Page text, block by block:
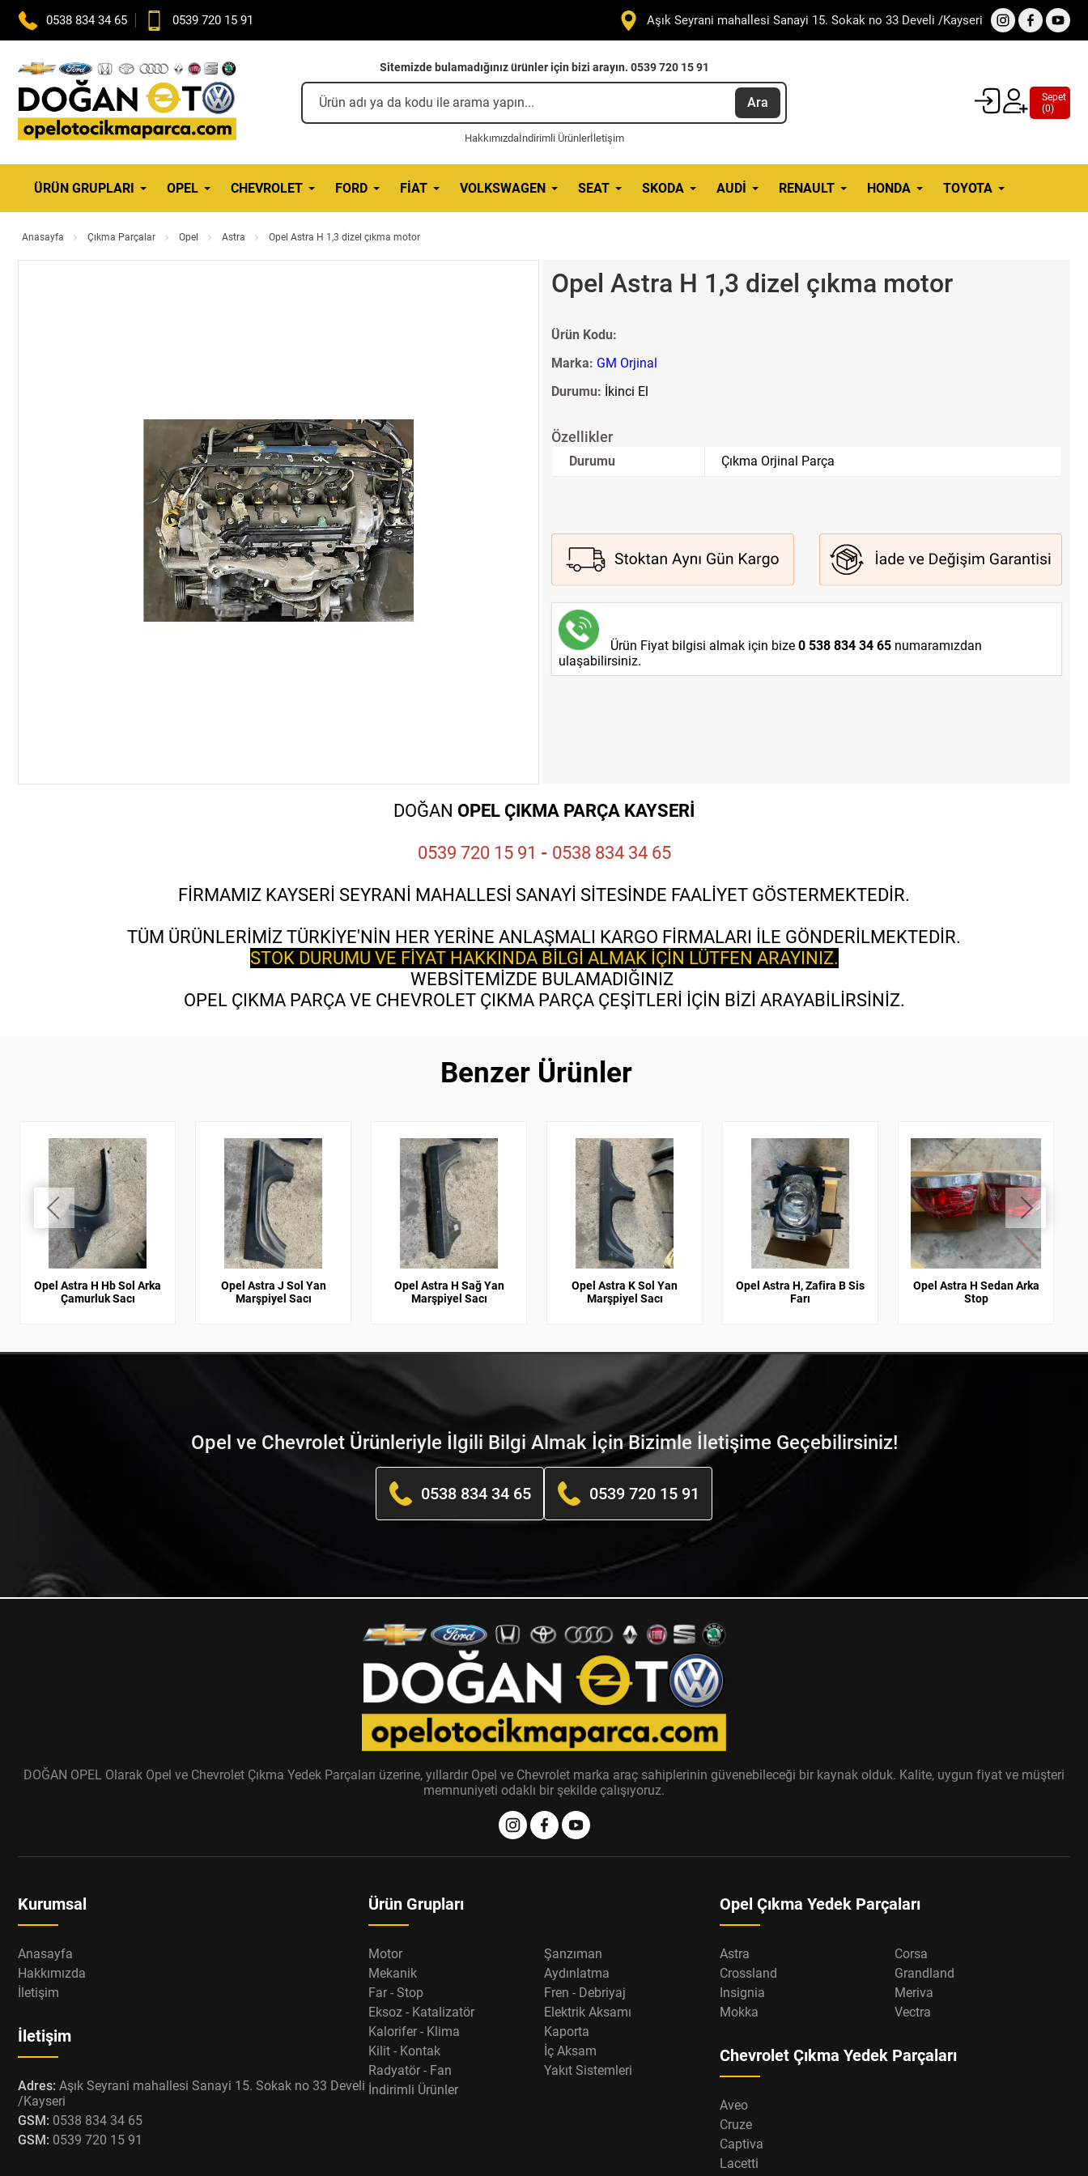
0538 834 34 65 0539 720 15 91 Aşık Seyrani mahallesi Sanayi 15. Sokak no 33 Develi /Kayseri
Sitemizde bulamadığınız ürünler için bizi arayın. 0539 720 15 91
Ara
Hakkımızdaİndirimli Ürünlerİletişim
Sepet
(0)
ÜRÜN GRUPLARI OPEL CHEVROLET FORD FIAT VOLKSWAGEN SEAT SKODA AUDI RENAULT HONDA TOYOTA
Anasayfa Çıkma Parçalar Opel Astra Opel Astra H 1,3 dizel çıkma motor
Opel Astra H 1,3 dizel çıkma motor
Ürün Kodu:
Marka: GM Orjinal
Durumu: İkinci El
Özellikler
Durumu Çıkma Orjinal Parça
Ürün Fiyat bilgisi almak için bize 0 538 834 34 65numaramızdan
ulaşabilirsiniz.
DOĞAN OPEL ÇIKMA PARÇA KAYSERİ
0539 720 15 91 - 0538 834 34 65
FİRMAMIZ KAYSERİ SEYRANİ MAHALLESİ SANAYİ SİTESİNDE FAALİYET GÖSTERMEKTEDİR.
TÜM ÜRÜNLERİMİZ TÜRKİYE'NİN HER YERİNE ANLAŞMALI KARGO FİRMALARI İLE GÖNDERİLMEKTEDİR.
STOK DURUMU VE FİYAT HAKKINDA BİLGİ ALMAK İÇİN LÜTFEN ARAYINIZ.
WEBSİTEMİZDE BULAMADIĞINIZ
OPEL ÇIKMA PARÇA VE CHEVROLET ÇIKMA PARÇA ÇEŞİTLERİ İÇİN BİZİ ARAYABİLİRSİNİZ.
Benzer Ürünler
Opel Astra H Hb Sol Arka
Çamurluk Sacı
Opel Astra J Sol Yan
Marşpiyel Sacı
Opel Astra H Sağ Yan
Marşpiyel Sacı
Opel Astra K Sol Yan
Marşpiyel Sacı
Opel Astra H, Zafira B Sis
Farı
Opel Astra H Sedan Arka
Stop
Opel ve Chevrolet Ürünleriyle İlgili Bilgi Almak İçin Bizimle İletişime Geçebilirsiniz!
0538 834 34 65 0539 720 15 91
DOĞAN OPEL Olarak Opel ve Chevrolet Çıkma Yedek Parçaları üzerine, yıllardır Opel ve Chevrolet marka araç sahiplerinin güvenebileceği bir kaynak olduk. Kalite, uygun fiyat ve müşteri
memnuniyeti odaklı bir şekilde çalışıyoruz.
Kurumsal
Anasayfa
Hakkımızda
İletişim
İletişim
Adres: Aşık Seyrani mahallesi Sanayi 15. Sokak no 33 Develi
/Kayseri
GSM: 0538 834 34 65
GSM: 0539 720 15 91
Ürün Grupları
Motor
Şanzıman
Mekanik
Aydınlatma
Far - Stop
Fren - Debriyaj
Eksoz - Katalizatör
Elektrik Aksamı
Kalorifer - Klima
Kaporta
Kilit - Kontak
İç Aksam
Radyatör - Fan
Yakıt Sistemleri
İndirimli Ürünler
Opel Çıkma Yedek Parçaları
Astra
Corsa
Crossland
Grandland
Insignia
Meriva
Mokka
Vectra
Chevrolet Çıkma Yedek Parçaları
Aveo
Cruze
Captiva
Lacetti